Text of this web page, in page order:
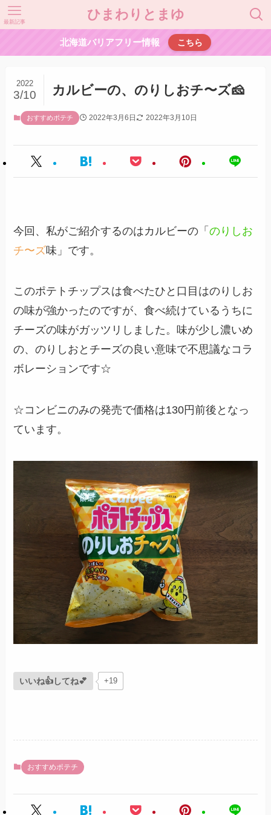
ひまわりとまゆ
最新記事
北海道バリアフリー情報 こちら
カルビーの、のりしおチ〜ズ🧀
2022
3/10
おすすめポテチ 2022年3月6日 2022年3月10日
今回、私がご紹介するのはカルビーの「のりしお
チ〜ズ味」です。
このポテトチップスは食べたひと口目はのりしお
の味が強かったのですが、食べ続けているうちに
チーズの味がガッツリしました。味が少し濃いめ
の、のりしおとチーズの良い意味で不思議なコラ
ボレーションです☆
☆コンビニのみの発売で価格は130円前後となっ
ています。
いいね👍してね💕 +19
おすすめポテチ